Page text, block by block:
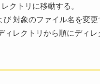
クトリに移動する。
対象のファイル名を変更
レクトリから順にディレ